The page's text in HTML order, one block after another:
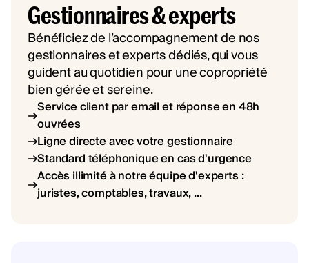
Gestionnaires & experts
Bénéficiez de l’accompagnement de nos
gestionnaires et experts dédiés, qui vous
guident au quotidien pour une copropriété
bien gérée et sereine.
Service client par email et réponse en 48h
ouvrées
Ligne directe avec votre gestionnaire
Standard téléphonique en cas d'urgence
Accès illimité à notre équipe d'experts :
juristes, comptables, travaux, ...